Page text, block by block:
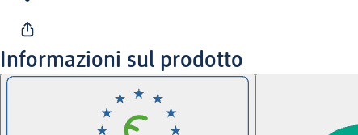
Informazioni sul prodotto